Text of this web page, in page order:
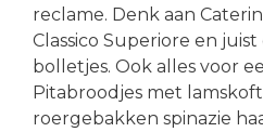
reclame. Denk aan
Classico Superiore en
bolletjes. Ook alles voor
Pitabroodjes met
roergebakken spinazie